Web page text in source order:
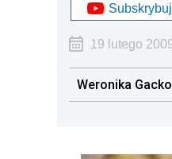
19 lutego
Weronika